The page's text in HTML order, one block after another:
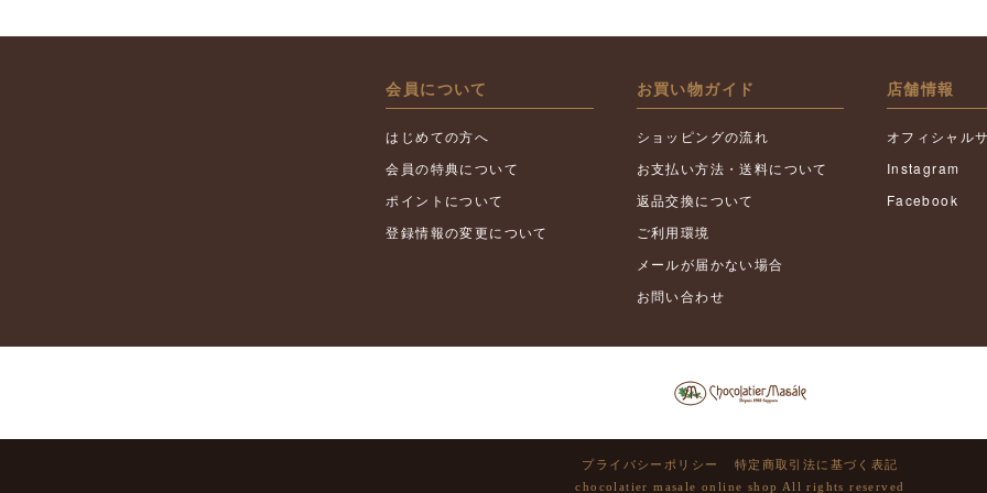
会員について
はじめての方へ
会員の特典について
ポイントについて
登録情報の変更について
お買い物ガイド
ショッピングの流れ
お支払い方法・送料について
返品交換について
ご利用環境
メールが届かない場合
お問い合わせ
店舗情報
オフィシャル
Instagram
Facebook
プライバシーポリシー 特定商取引法に基づく表記
chocolatier masale online shop All rights reserved